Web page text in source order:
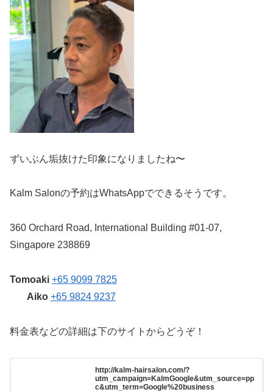
ずいぶん垢抜けた印象になりましたね〜
Kalm Salonの予約はWhatsAppでできるそうです。
360 Orchard Road, International Building #01-07,
Singapore 238869
Tomoaki +65 9099 7825
Aiko +65 9824 9237
料金表などの詳細は下のサイトからどうぞ！
http://kalm-hairsalon.com/?
utm_campaign=KalmGoogle&utm_source=pp
c&utm_term=Google%20business